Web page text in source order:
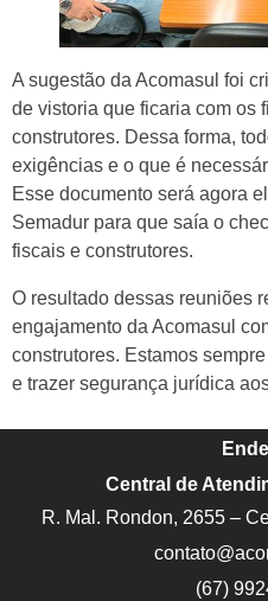
A sugestão da Acomasul foi
de vistoria que ficaria com os
construtores. Dessa forma,
exigências e o que é
Esse documento será agora
Semadur para que saía o
fiscais e construtores.
O resultado dessas reuniões
engajamento da Acomasul
construtores. Estamos
e trazer segurança jurídica
Central de
R. Mal. Rondon, 2655 –
(67)